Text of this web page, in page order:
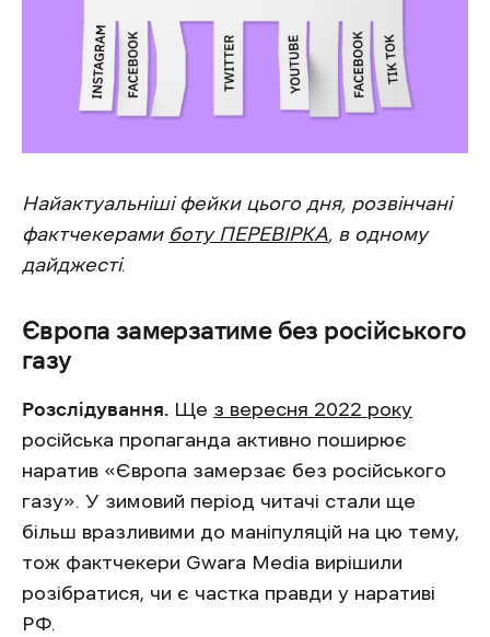
Найактуальніші фейки цього дня, розвінчані
фактчекерами боту ПЕРЕВІРКА, в одному
дайджесті.
Європа замерзатиме без російського
газу
Розслідування. Ще з вересня 2022 року
російська пропаганда активно поширює
наратив «Європа замерзає без російського
газу». У зимовий період читачі стали ще
більш вразливими до маніпуляцій на цю тему,
тож фактчекери Gwara Media вирішили
розібратися, чи є частка правди у наративі
РФ.